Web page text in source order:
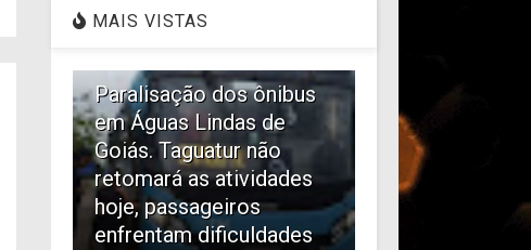
MAIS VISTAS
Paralisação dos ônibus
em Águas Lindas de
Goiás. Taguatur não
retomará as atividades
hoje, passageiros
enfrentam dificuldades